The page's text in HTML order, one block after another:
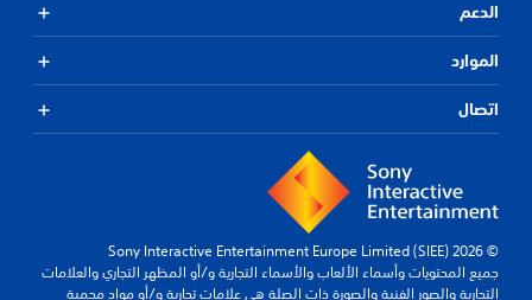
الدعم
الموارد
اتصال
© 2026 Sony Interactive Entertainment Europe Limited (SIEE)
جميع المحتويات وأسماء الألعاب والأسماء التجارية و/أو المظهر التجاري والعلامات
التجارية والصور الفنية والصورة ذات الصلة هي علامات تجارية و/أو مواد محمية